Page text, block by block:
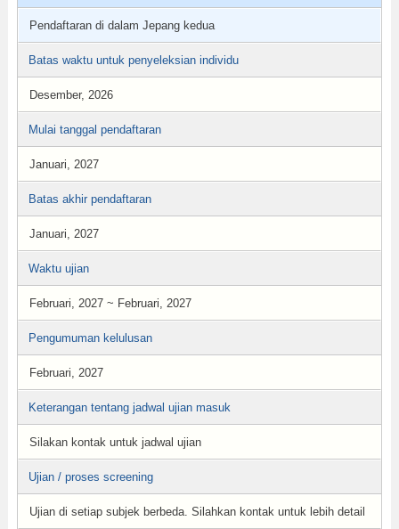
Pendaftaran di dalam Jepang kedua
Batas waktu untuk penyeleksian individu
Desember, 2026
Mulai tanggal pendaftaran
Januari, 2027
Batas akhir pendaftaran
Januari, 2027
Waktu ujian
Februari, 2027 ~ Februari, 2027
Pengumuman kelulusan
Februari, 2027
Keterangan tentang jadwal ujian masuk
Silakan kontak untuk jadwal ujian
Ujian / proses screening
Ujian di setiap subjek berbeda. Silahkan kontak untuk lebih detail